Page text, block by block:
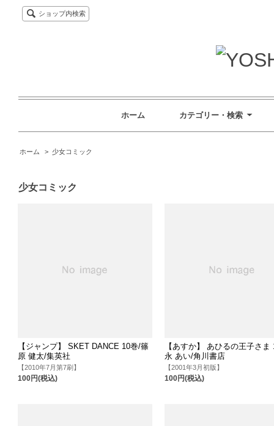
ショップ内検索
ホーム カテゴリー・検索
ホーム > 少女コミック
少女コミック
【ジャンプ】 SKET DANCE 10巻/篠
原 健太/集英社
【2010年7月第7刷】
100円(税込)
【あすか】 あひるの王子さま
永 あい/角川書店
【2001年3月初版】
100円(税込)